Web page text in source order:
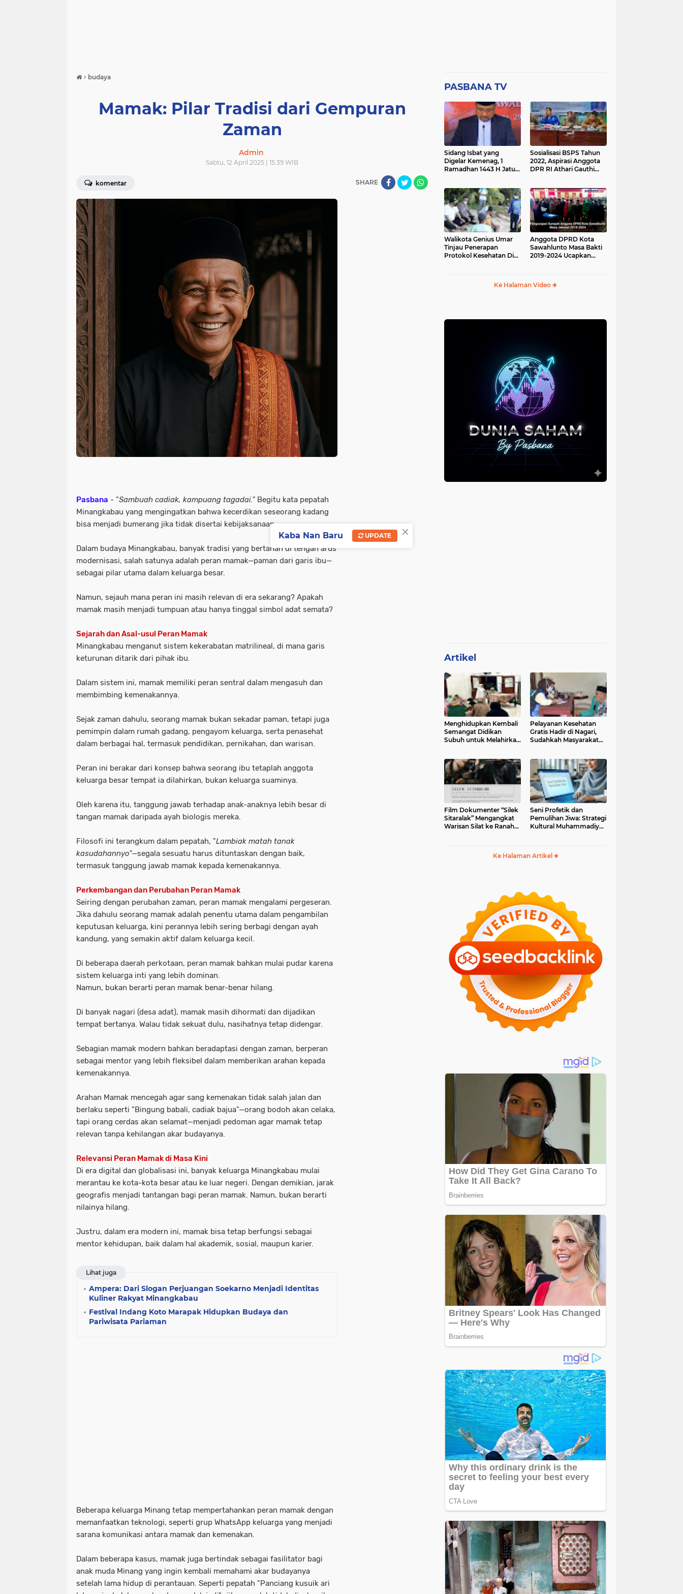
› budaya
Mamak: Pilar Tradisi dari Gempuran
Zaman
Admin
Sabtu, 12 April 2025 | 15:39 WIB
komentar SHARE
Pasbana - "Sambuah cadiak, kampuang tagadai." Begitu kata pepatah
Minangkabau yang mengingatkan bahwa kecerdikan seseorang kadang
bisa menjadi bumerang jika tidak disertai kebijaksanaan.
Dalam budaya Minangkabau, banyak tradisi yang bertahan di tengah arus
modernisasi, salah satunya adalah peran mamak—paman dari garis ibu—
sebagai pilar utama dalam keluarga besar.
Namun, sejauh mana peran ini masih relevan di era sekarang? Apakah
mamak masih menjadi tumpuan atau hanya tinggal simbol adat semata?
Sejarah dan Asal-usul Peran Mamak
Minangkabau menganut sistem kekerabatan matrilineal, di mana garis
keturunan ditarik dari pihak ibu.
Dalam sistem ini, mamak memiliki peran sentral dalam mengasuh dan
membimbing kemenakannya.
Sejak zaman dahulu, seorang mamak bukan sekadar paman, tetapi juga
pemimpin dalam rumah gadang, pengayom keluarga, serta penasehat
dalam berbagai hal, termasuk pendidikan, pernikahan, dan warisan.
Peran ini berakar dari konsep bahwa seorang ibu tetaplah anggota
keluarga besar tempat ia dilahirkan, bukan keluarga suaminya.
Oleh karena itu, tanggung jawab terhadap anak-anaknya lebih besar di
tangan mamak daripada ayah biologis mereka.
Filosofi ini terangkum dalam pepatah, "Lambiak matah tanak
kasudahannyo"—segala sesuatu harus dituntaskan dengan baik,
termasuk tanggung jawab mamak kepada kemenakannya.
Perkembangan dan Perubahan Peran Mamak
Seiring dengan perubahan zaman, peran mamak mengalami pergeseran.
Jika dahulu seorang mamak adalah penentu utama dalam pengambilan
keputusan keluarga, kini perannya lebih sering berbagi dengan ayah
kandung, yang semakin aktif dalam keluarga kecil.
Di beberapa daerah perkotaan, peran mamak bahkan mulai pudar karena
sistem keluarga inti yang lebih dominan.
Namun, bukan berarti peran mamak benar-benar hilang.
Di banyak nagari (desa adat), mamak masih dihormati dan dijadikan
tempat bertanya. Walau tidak sekuat dulu, nasihatnya tetap didengar.
Sebagian mamak modern bahkan beradaptasi dengan zaman, berperan
sebagai mentor yang lebih fleksibel dalam memberikan arahan kepada
kemenakannya.
Arahan Mamak mencegah agar sang kemenakan tidak salah jalan dan
berlaku seperti "Bingung babali, cadiak bajua"—orang bodoh akan celaka,
tapi orang cerdas akan selamat—menjadi pedoman agar mamak tetap
relevan tanpa kehilangan akar budayanya.
Relevansi Peran Mamak di Masa Kini
Di era digital dan globalisasi ini, banyak keluarga Minangkabau mulai
merantau ke kota-kota besar atau ke luar negeri. Dengan demikian, jarak
geografis menjadi tantangan bagi peran mamak. Namun, bukan berarti
nilainya hilang.
Justru, dalam era modern ini, mamak bisa tetap berfungsi sebagai
mentor kehidupan, baik dalam hal akademik, sosial, maupun karier.
Lihat juga
Ampera: Dari Slogan Perjuangan Soekarno Menjadi Identitas
Kuliner Rakyat Minangkabau
Festival Indang Koto Marapak Hidupkan Budaya dan
Pariwisata Pariaman
Beberapa keluarga Minang tetap mempertahankan peran mamak dengan
memanfaatkan teknologi, seperti grup WhatsApp keluarga yang menjadi
sarana komunikasi antara mamak dan kemenakan.
Dalam beberapa kasus, mamak juga bertindak sebagai fasilitator bagi
anak muda Minang yang ingin kembali memahami akar budayanya
setelah lama hidup di perantauan. Seperti pepatah "Panciang kusuik ari
PASBANA TV
Sidang Isbat yang
Digelar Kemenag, 1
Ramadhan 1443 H Jatuh
Sosialisasi BSPS Tahun
2022, Aspirasi Anggota
DPR RI Athari Gauthi
Walikota Genius Umar
Tinjau Penerapan
Protokol Kesehatan Di
Anggota DPRD Kota
Sawahlunto Masa Bakti
2019-2024 Ucapkan
Ke Halaman Video
Artikel
Menghidupkan Kembali
Semangat Didikan
Subuh untuk Melahirkan
Pelayanan Kesehatan
Gratis Hadir di Nagari,
Sudahkah Masyarakat
Film Dokumenter “Silek
Sitaralak” Mengangkat
Warisan Silat ke Ranah
Seni Profetik dan
Pemulihan Jiwa: Strategi
Kultural Muhammadiyah
Ke Halaman Artikel
×
Kaba Nan Baru UPDATE